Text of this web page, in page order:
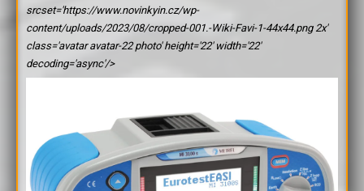
srcset='https://www.novinkyin.cz/wp-
content/uploads/2023/08/cropped-001.-Wiki-Favi-1-44x44.png 2x'
class='avatar avatar-22 photo' height='22' width='22'
decoding='async'/>